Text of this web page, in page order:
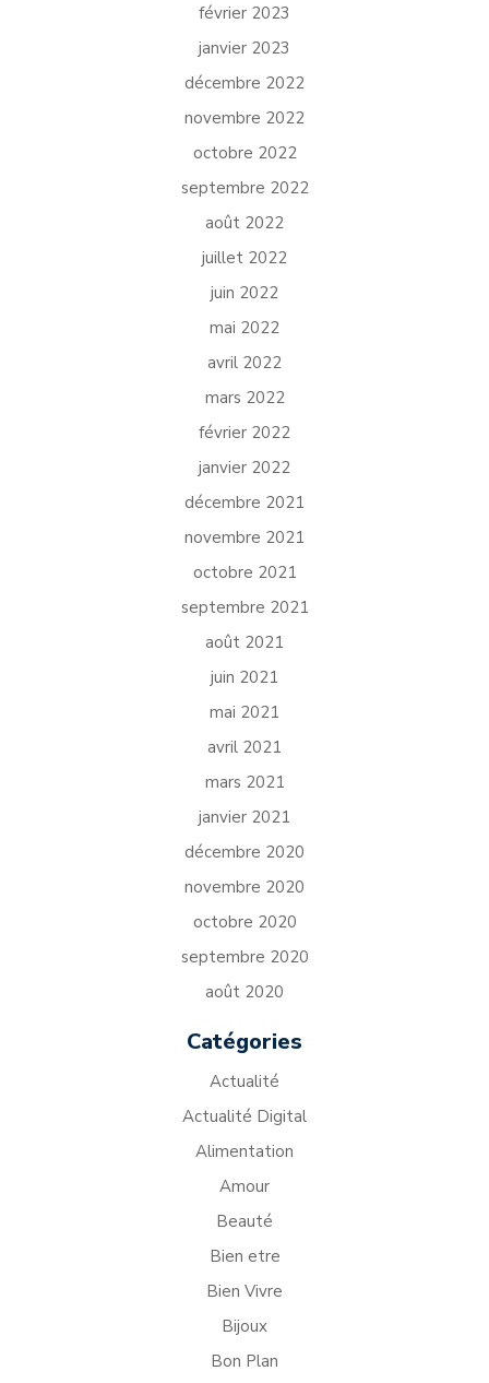
février 2023
janvier 2023
décembre 2022
novembre 2022
octobre 2022
septembre 2022
août 2022
juillet 2022
juin 2022
mai 2022
avril 2022
mars 2022
février 2022
janvier 2022
décembre 2021
novembre 2021
octobre 2021
septembre 2021
août 2021
juin 2021
mai 2021
avril 2021
mars 2021
janvier 2021
décembre 2020
novembre 2020
octobre 2020
septembre 2020
août 2020
Catégories
Actualité
Actualité Digital
Alimentation
Amour
Beauté
Bien etre
Bien Vivre
Bijoux
Bon Plan